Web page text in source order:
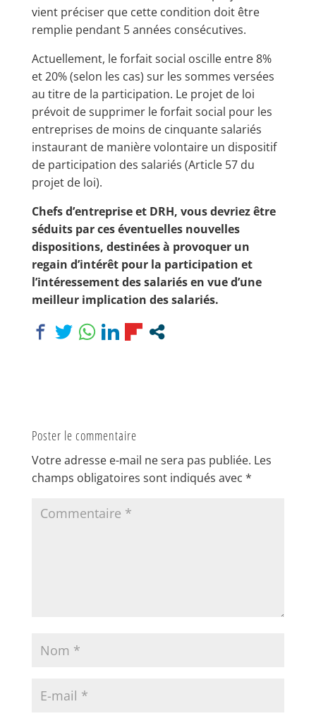
vient préciser que cette condition doit être
remplie pendant 5 années consécutives.
Actuellement, le forfait social oscille entre 8%
et 20% (selon les cas) sur les sommes versées
au titre de la participation. Le projet de loi
prévoit de supprimer le forfait social pour les
entreprises de moins de cinquante salariés
instaurant de manière volontaire un dispositif
de participation des salariés (Article 57 du
projet de loi).
Chefs d’entreprise et DRH, vous devriez être
séduits par ces éventuelles nouvelles
dispositions, destinées à provoquer un
regain d’intérêt pour la participation et
l’intéressement des salariés en vue d’une
meilleur implication des salariés.
Poster le commentaire
Votre adresse e-mail ne sera pas publiée. Les
champs obligatoires sont indiqués avec *